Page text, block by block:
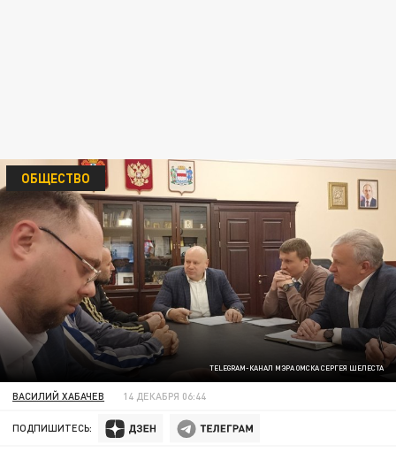
TELEGRAM-КАНАЛ МЭРА ОМСКА СЕРГЕЯ ШЕЛЕСТА
ОБЩЕСТВО
ВАСИЛИЙ ХАБАЧЕВ 14 ДЕКАБРЯ 06:44
ПОДПИШИТЕСЬ: